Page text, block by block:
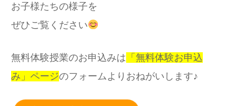
お子様たちの様子を
ぜひご覧ください
無料体験授業のお申込みは 「無料体験お申込
み」ページのフォームよりおねがいします♪